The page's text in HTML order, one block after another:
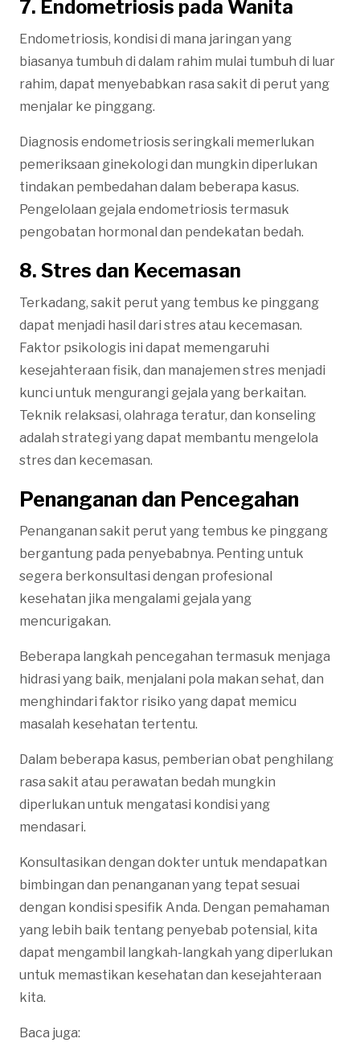
7. Endometriosis pada Wanita
Endometriosis, kondisi di mana jaringan yang
biasanya tumbuh di dalam rahim mulai tumbuh di luar
rahim, dapat menyebabkan rasa sakit di perut yang
menjalar ke pinggang.
Diagnosis endometriosis seringkali memerlukan
pemeriksaan ginekologi dan mungkin diperlukan
tindakan pembedahan dalam beberapa kasus.
Pengelolaan gejala endometriosis termasuk
pengobatan hormonal dan pendekatan bedah.
8. Stres dan Kecemasan
Terkadang, sakit perut yang tembus ke pinggang
dapat menjadi hasil dari stres atau kecemasan.
Faktor psikologis ini dapat memengaruhi
kesejahteraan fisik, dan manajemen stres menjadi
kunci untuk mengurangi gejala yang berkaitan.
Teknik relaksasi, olahraga teratur, dan konseling
adalah strategi yang dapat membantu mengelola
stres dan kecemasan.
Penanganan dan Pencegahan
Penanganan sakit perut yang tembus ke pinggang
bergantung pada penyebabnya. Penting untuk
segera berkonsultasi dengan profesional
kesehatan jika mengalami gejala yang
mencurigakan.
Beberapa langkah pencegahan termasuk menjaga
hidrasi yang baik, menjalani pola makan sehat, dan
menghindari faktor risiko yang dapat memicu
masalah kesehatan tertentu.
Dalam beberapa kasus, pemberian obat penghilang
rasa sakit atau perawatan bedah mungkin
diperlukan untuk mengatasi kondisi yang
mendasari.
Konsultasikan dengan dokter untuk mendapatkan
bimbingan dan penanganan yang tepat sesuai
dengan kondisi spesifik Anda. Dengan pemahaman
yang lebih baik tentang penyebab potensial, kita
dapat mengambil langkah-langkah yang diperlukan
untuk memastikan kesehatan dan kesejahteraan
kita.
Baca juga: